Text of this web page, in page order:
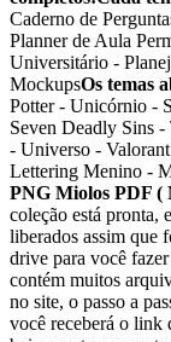
Caderno de
Planner de Aula
Universitário -
MockupsOs temas
Potter - Unicórnio -
Seven Deadly Sins
- Universo -
Lettering Menino -
PNG Miolos PDF (
coleção está pronta,
liberados assim que
drive para você
contém muitos
no site, o passo a
você receberá o link